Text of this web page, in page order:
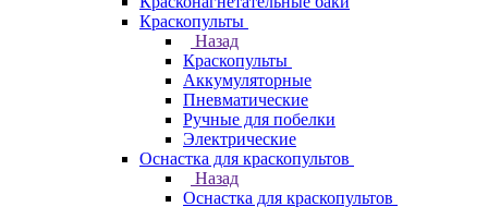
Краскопульты
Назад
Краскопульты
Аккумуляторные
Пневматические
Ручные для побелки
Электрические
Оснастка для краскопультов
Назад
Оснастка для краскопультов